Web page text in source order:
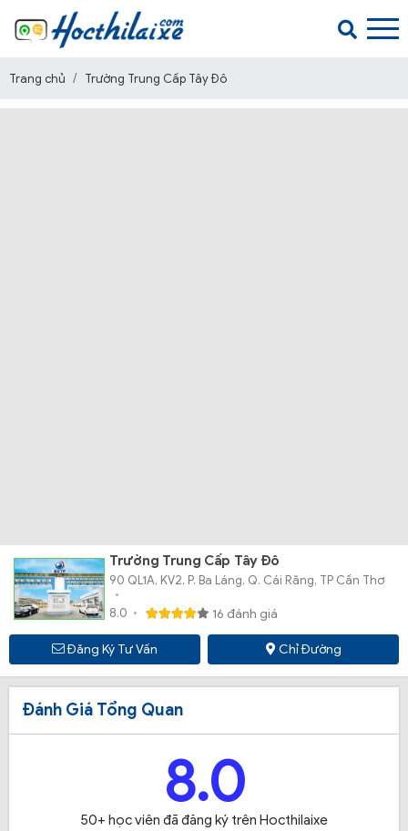
Trang chủ Trường Trung Cấp Tây Đô
Trường Trung Cấp Tây Đô
90 QL1A, KV2, P. Ba Láng, Q. Cái Răng, TP Cần Thơ
8.0 16 đánh giá
Đăng Ký Tư Vấn Chỉ Đường
Đánh Giá Tổng Quan
8.0
50+ học viên đã đăng ký trên Hocthilaixe